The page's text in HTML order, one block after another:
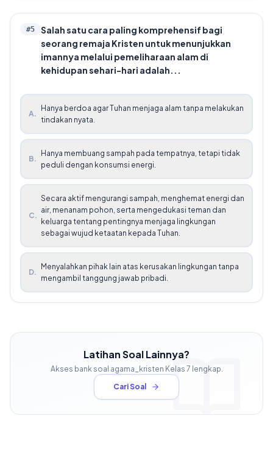
#5
Salah satu cara paling komprehensif bagi
seorang remaja Kristen untuk menunjukkan
imannya melalui pemeliharaan alam di
kehidupan sehari-hari adalah...
A.
Hanya berdoa agar Tuhan menjaga alam tanpa melakukan
tindakan nyata.
B.
Hanya membuang sampah pada tempatnya, tetapi tidak
peduli dengan konsumsi energi.
C.
Secara aktif mengurangi sampah, menghemat energi dan
air, menanam pohon, serta mengedukasi teman dan
keluarga tentang pentingnya menjaga lingkungan
sebagai wujud ketaatan kepada Tuhan.
D.
Menyalahkan pihak lain atas kerusakan lingkungan tanpa
mengambil tanggung jawab pribadi.
Latihan Soal Lainnya?
Akses bank soal agama_kristen Kelas 7 lengkap.
Cari Soal